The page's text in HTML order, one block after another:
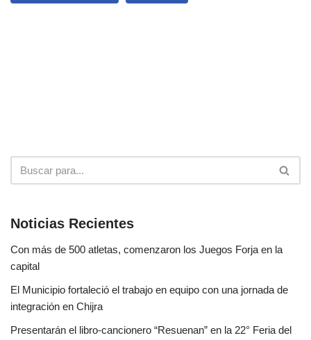
Noticias Recientes
Con más de 500 atletas, comenzaron los Juegos Forja en la
capital
El Municipio fortaleció el trabajo en equipo con una jornada de
integración en Chijra
Presentarán el libro-cancionero “Resuenan” en la 22° Feria del